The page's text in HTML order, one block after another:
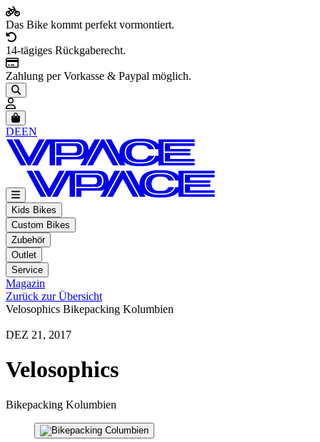
Das Bike kommt perfekt vormontiert.
14-tägiges Rückgaberecht.
Zahlung per Vorkasse & Paypal möglich.
Artikel im Warenkorb, Warenkorb anzeigen
DEEN
Kids Bikes
Custom Bikes
Zubehör
Outlet
Service
Magazin
Zurück zur Übersicht
Velosophics Bikepacking Kolumbien
DEZ 21, 2017
Velosophics
Bikepacking Kolumbien